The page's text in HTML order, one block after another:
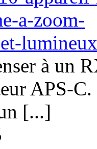
à un
APS-
[...]